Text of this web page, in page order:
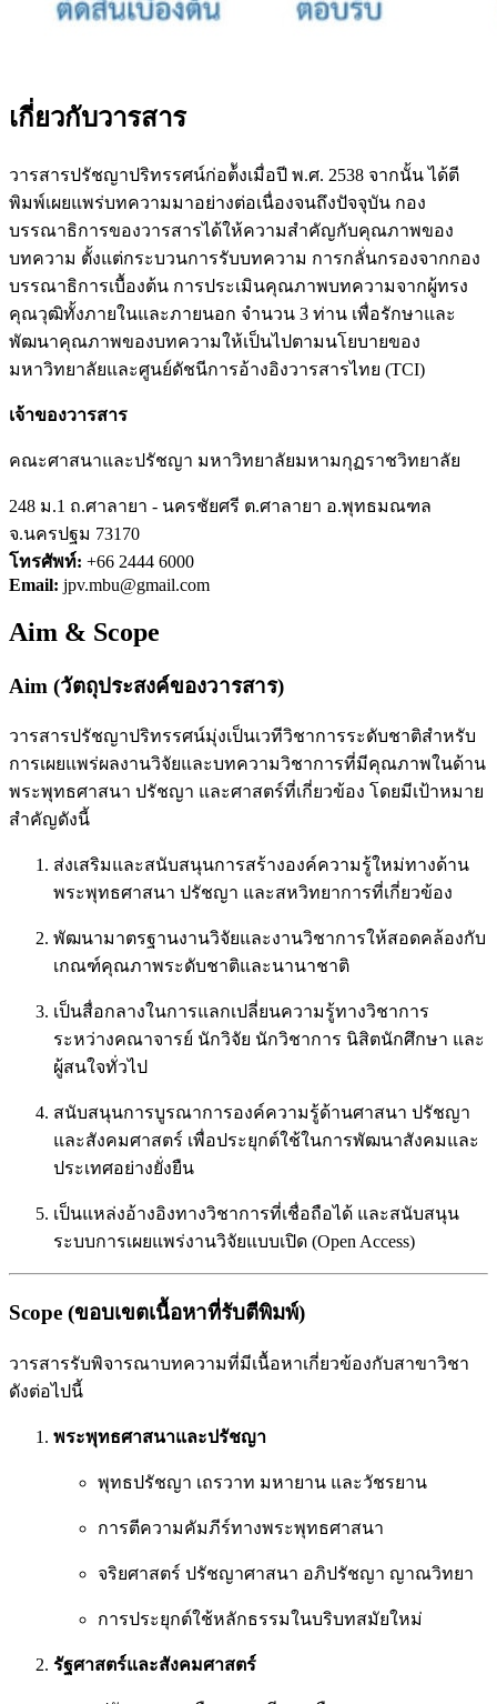
เกี่ยวกับวารสาร
วารสารปรัชญาปริทรรศน์ก่อต้ังเมื่อปี พ.ศ. 2538 จากนั้น ได้ตี
พิมพ์เผยแพร่บทความมาอย่างต่อเนื่องจนถึงปัจจุบัน กอง
บรรณาธิการของวารสารได้ให้ความสำคัญกับคุณภาพของ
บทความ ตั้งแต่กระบวนการรับบทความ การกลั่นกรองจากกอง
บรรณาธิการเบื้องต้น การประเมินคุณภาพบทความจากผู้ทรง
คุณวุฒิทั้งภายในและภายนอก จำนวน 3 ท่าน เพื่อรักษาและ
พัฒนาคุณภาพของบทความให้เป็นไปตามนโยบายของ
มหาวิทยาลัยและศูนย์ดัชนีการอ้างอิงวารสารไทย (TCI)
เจ้าของวารสาร
คณะศาสนาและปรัชญา มหาวิทยาลัยมหามกุฏราชวิทยาลัย
248 ม.1 ถ.ศาลายา - นครชัยศรี ต.ศาลายา อ.พุทธมณฑล
จ.นครปฐม 73170
โทรศัพท์: +66 2444 6000
Email: jpv.mbu@gmail.com
Aim & Scope
Aim (วัตถุประสงค์ของวารสาร)
วารสารปรัชญาปริทรรศน์มุ่งเป็นเวทีวิชาการระดับชาติสำหรับ
การเผยแพร่ผลงานวิจัยและบทความวิชาการที่มีคุณภาพในด้าน
พระพุทธศาสนา ปรัชญา และศาสตร์ที่เกี่ยวข้อง โดยมีเป้าหมาย
สำคัญดังนี้
ส่งเสริมและสนับสนุนการสร้างองค์ความรู้ใหม่ทางด้าน
พระพุทธศาสนา ปรัชญา และสหวิทยาการที่เกี่ยวข้อง
พัฒนามาตรฐานงานวิจัยและงานวิชาการให้สอดคล้องกับ
เกณฑ์คุณภาพระดับชาติและนานาชาติ
เป็นสื่อกลางในการแลกเปลี่ยนความรู้ทางวิชาการ
ระหว่างคณาจารย์ นักวิจัย นักวิชาการ นิสิตนักศึกษา และ
ผู้สนใจทั่วไป
สนับสนุนการบูรณาการองค์ความรู้ด้านศาสนา ปรัชญา
และสังคมศาสตร์ เพื่อประยุกต์ใช้ในการพัฒนาสังคมและ
ประเทศอย่างยั่งยืน
เป็นแหล่งอ้างอิงทางวิชาการที่เชื่อถือได้ และสนับสนุน
ระบบการเผยแพร่งานวิจัยแบบเปิด (Open Access)
Scope (ขอบเขตเนื้อหาที่รับตีพิมพ์)
วารสารรับพิจารณาบทความที่มีเนื้อหาเกี่ยวข้องกับสาขาวิชา
ดังต่อไปนี้
พระพุทธศาสนาและปรัชญา
พุทธปรัชญา เถรวาท มหายาน และวัชรยาน
การตีความคัมภีร์ทางพระพุทธศาสนา
จริยศาสตร์ ปรัชญาศาสนา อภิปรัชญา ญาณวิทยา
การประยุกต์ใช้หลักธรรมในบริบทสมัยใหม่
รัฐศาสตร์และสังคมศาสตร์